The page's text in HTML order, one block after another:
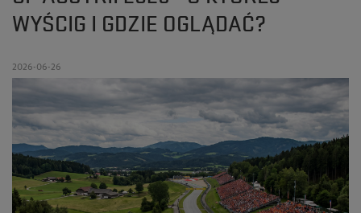
WYŚCIG I GDZIE OGLĄDAĆ?
2026-06-26